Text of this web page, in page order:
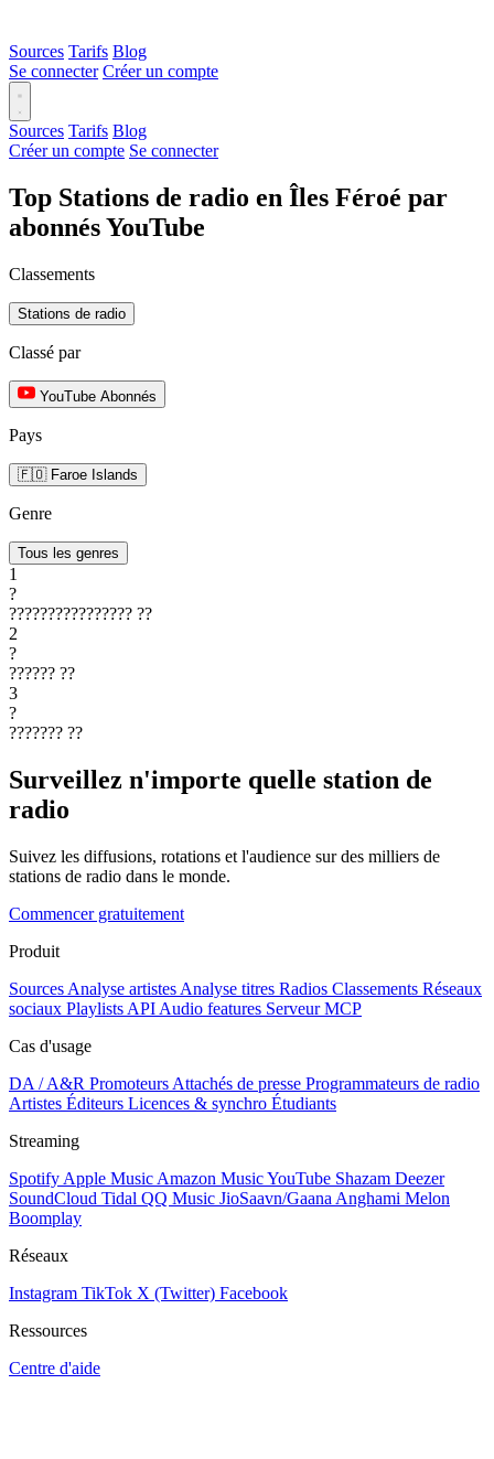
Sources Tarifs Blog
Se connecter Créer un compte
Sources Tarifs Blog
Créer un compte Se connecter
Top Stations de radio en Îles Féroé par
abonnés YouTube
Classements
Stations de radio
Classé par
YouTube Abonnés
Pays
🇫🇴 Faroe Islands
Genre
Tous les genres
1
?
???????????????? ??
2
?
?????? ??
3
?
??????? ??
Surveillez n'importe quelle station de
radio
Suivez les diffusions, rotations et l'audience sur des milliers de
stations de radio dans le monde.
Commencer gratuitement
Produit
Sources Analyse artistes Analyse titres Radios Classements Réseaux
sociaux Playlists API Audio features Serveur MCP
Cas d'usage
DA / A&R Promoteurs Attachés de presse Programmateurs de radio
Artistes Éditeurs Licences & synchro Étudiants
Streaming
Spotify Apple Music Amazon MusicYouTube Shazam Deezer
SoundCloud Tidal QQ Music JioSaavn/Gaana Anghami Melon
Boomplay
Réseaux
Instagram TikTok X (Twitter) Facebook
Ressources
Centre d'aide